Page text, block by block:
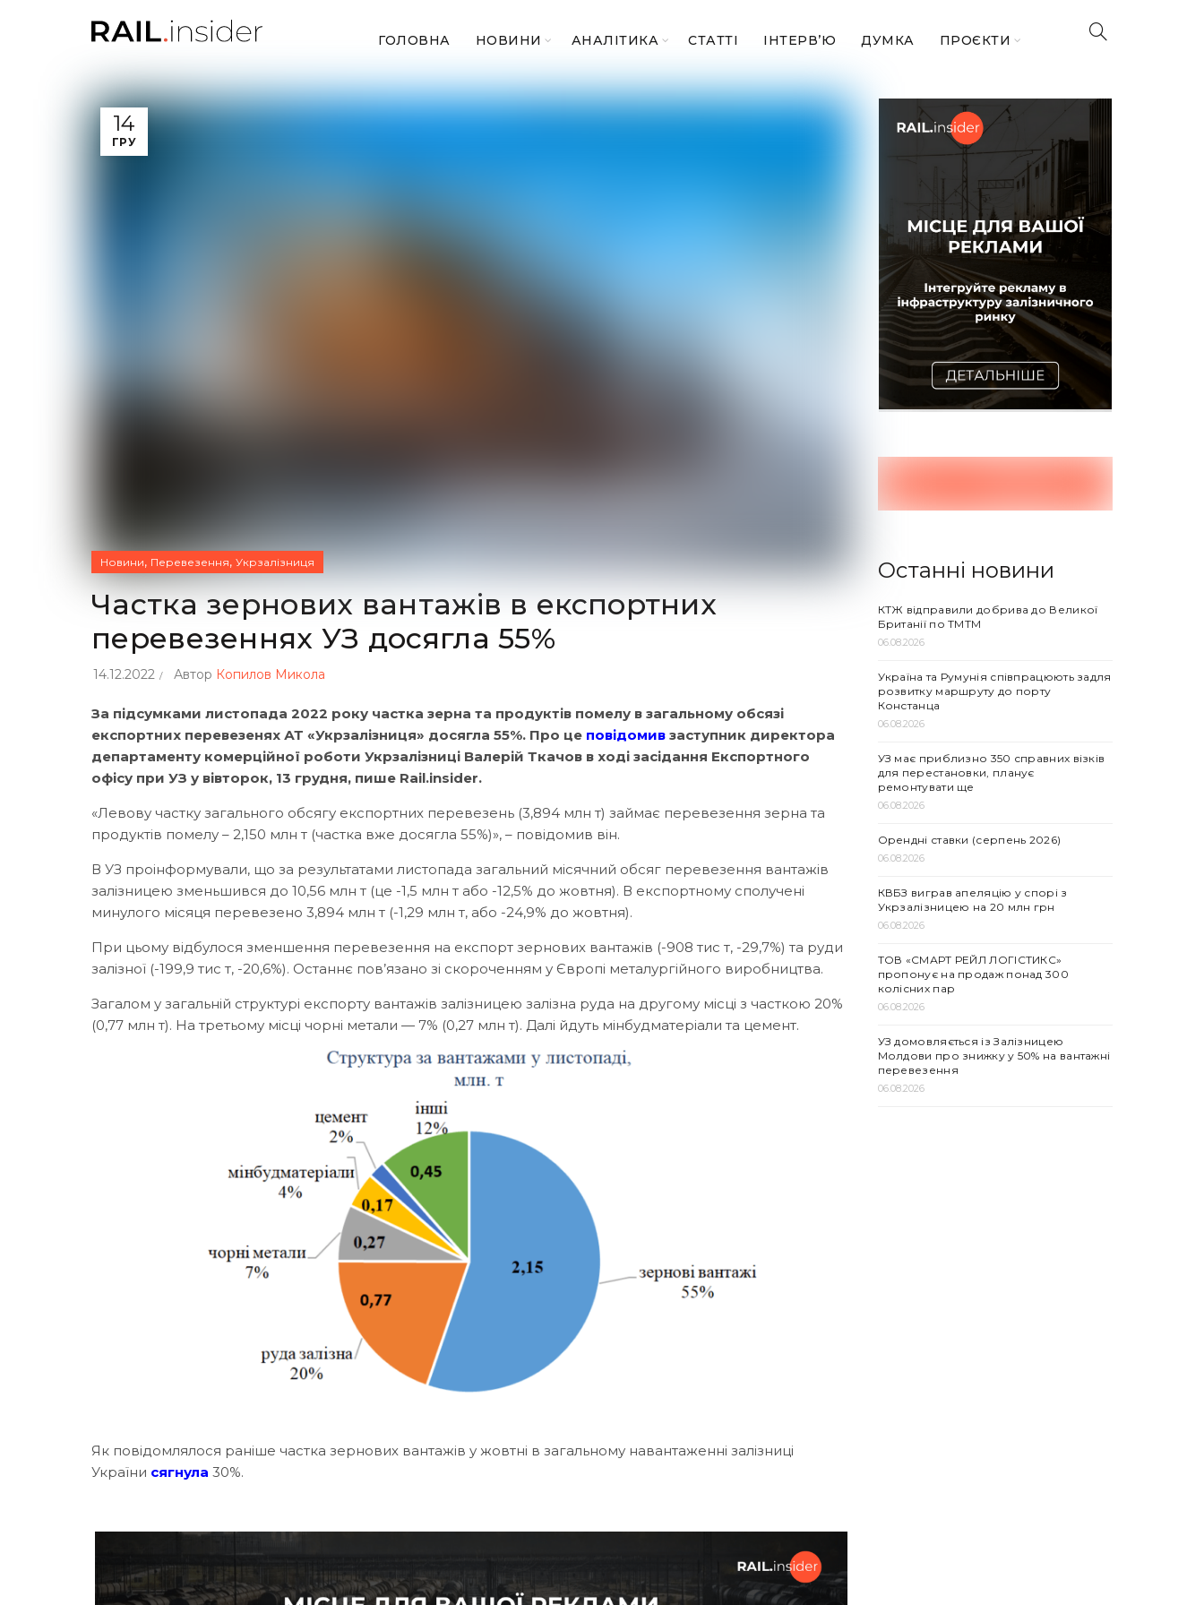
ГОЛОВНА НОВИНИ АНАЛІТИКА СТАТТІ ІНТЕРВ’Ю ДУМКА ПРОЄКТИ
14
ГРУ
Новини, Перевезення, Укрзалізниця
Частка зернових вантажів в експортних
перевезеннях УЗ досягла 55%
14.12.2022 Автор Копилов Микола
За підсумками листопада 2022 року частка зерна та продуктів помелу в загальному обсязі
експортних перевезенях АТ «Укрзалізниця» досягла 55%. Про це повідомив заступник директора
департаменту комерційної роботи Укрзалізниці Валерій Ткачов в ході засідання Експортного
офісу при УЗ у вівторок, 13 грудня, пише Rail.insider.
«Левову частку загального обсягу експортних перевезень (3,894 млн т) займає перевезення зерна та
продуктів помелу – 2,150 млн т (частка вже досягла 55%)», – повідомив він.
В УЗ проінформували, що за результатами листопада загальний місячний обсяг перевезення вантажів
залізницею зменьшився до 10,56 млн т (це -1,5 млн т або -12,5% до жовтня). В експортному сполучені
минулого місяця перевезено 3,894 млн т (-1,29 млн т, або -24,9% до жовтня).
При цьому відбулося зменшення перевезення на експорт зернових вантажів (-908 тис т, -29,7%) та руди
залізної (-199,9 тис т, -20,6%). Останнє пов’язано зі скороченням у Європі металургійного виробництва.
Загалом у загальній структурі експорту вантажів залізницею залізна руда на другому місці з часткою 20%
(0,77 млн т). На третьому місці чорні метали — 7% (0,27 млн т). Далі йдуть мінбудматеріали та цемент.
Як повідомлялося раніше частка зернових вантажів у жовтні в загальному навантаженні залізниці
України сягнула 30%.
Останні новини
КТЖ відправили добрива до Великої
Британії по ТМТМ
06.08.2026
Україна та Румунія співпрацюють задля
розвитку маршруту до порту
Констанца
06.08.2026
УЗ має приблизно 350 справних візків
для перестановки, планує
ремонтувати ще
06.08.2026
Орендні ставки (серпень 2026)
06.08.2026
КВБЗ виграв апеляцію у спорі з
Укрзалізницею на 20 млн грн
06.08.2026
ТОВ «СМАРТ РЕЙЛ ЛОГІСТИКС»
пропонує на продаж понад 300
колісних пар
06.08.2026
УЗ домовляється із Залізницею
Молдови про знижку у 50% на вантажні
перевезення
06.08.2026